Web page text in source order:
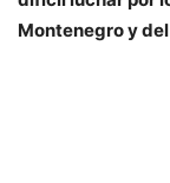
Montenegro y